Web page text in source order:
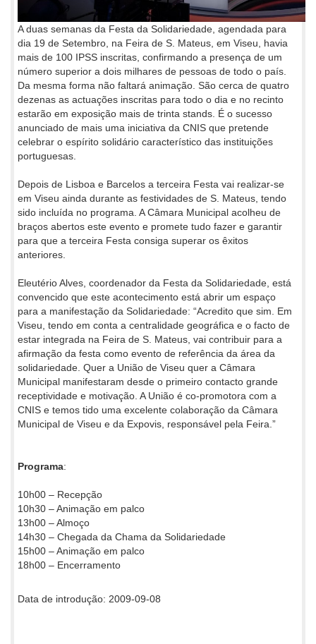
A duas semanas da Festa da Solidariedade, agendada para
dia 19 de Setembro, na Feira de S. Mateus, em Viseu, havia
mais de 100 IPSS inscritas, confirmando a presença de um
número superior a dois milhares de pessoas de todo o país.
Da mesma forma não faltará animação. São cerca de quatro
dezenas as actuações inscritas para todo o dia e no recinto
estarão em exposição mais de trinta stands. É o sucesso
anunciado de mais uma iniciativa da CNIS que pretende
celebrar o espírito solidário característico das instituições
portuguesas.
Depois de Lisboa e Barcelos a terceira Festa vai realizar-se
em Viseu ainda durante as festividades de S. Mateus, tendo
sido incluída no programa. A Câmara Municipal acolheu de
braços abertos este evento e promete tudo fazer e garantir
para que a terceira Festa consiga superar os êxitos
anteriores.
Eleutério Alves, coordenador da Festa da Solidariedade, está
convencido que este acontecimento está abrir um espaço
para a manifestação da Solidariedade: “Acredito que sim. Em
Viseu, tendo em conta a centralidade geográfica e o facto de
estar integrada na Feira de S. Mateus, vai contribuir para a
afirmação da festa como evento de referência da área da
solidariedade. Quer a União de Viseu quer a Câmara
Municipal manifestaram desde o primeiro contacto grande
receptividade e motivação. A União é co-promotora com a
CNIS e temos tido uma excelente colaboração da Câmara
Municipal de Viseu e da Expovis, responsável pela Feira.”
Programa:
10h00 – Recepção
10h30 – Animação em palco
13h00 – Almoço
14h30 – Chegada da Chama da Solidariedade
15h00 – Animação em palco
18h00 – Encerramento
Data de introdução: 2009-09-08